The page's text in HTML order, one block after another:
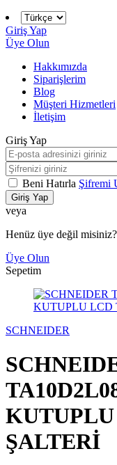
Giriş Yap
Üye Olun
Hakkımızda
Siparişlerim
Blog
Müşteri Hizmetleri
İletişim
Giriş Yap
Beni Hatırla Şifremi
Giriş Yap
veya
Henüz üye değil misiniz?
Üye Olun
Sepetim
SCHNEIDER
ŞALTERİ